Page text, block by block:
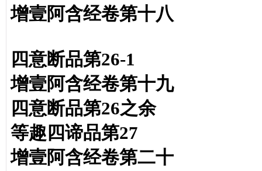
增壹阿含经卷第十八
四意断品第26-1
增壹阿含经卷第十九
四意断品第26之余
等趣四谛品第27
增壹阿含经卷第二十